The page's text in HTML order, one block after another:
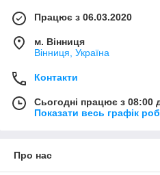
Працює з 06.03.2020
м. Вінниця
Вінниця, Україна
Контакти
Сьогодні працює з 08:00
Показати весь графік
Про нас